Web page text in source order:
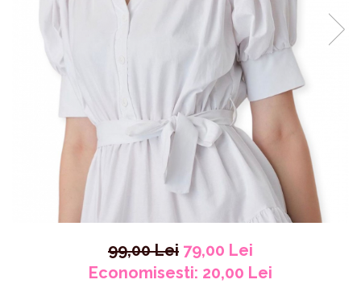
99,00 Lei 79,00 Lei
Economisesti: 20,00 Lei